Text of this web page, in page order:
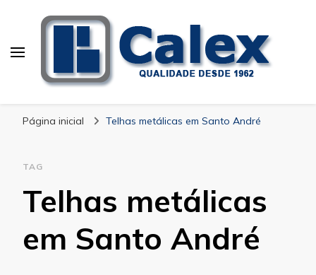
Industriais
Página inicial Telhas metálicas em Santo André
TAG
Telhas metálicas
em Santo André